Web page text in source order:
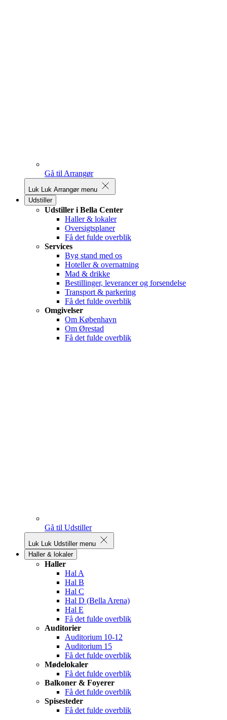
Gå til Arrangør
Luk Luk Arrangør menu
Udstiller
Udstiller i Bella Center
Haller & lokaler
Oversigtsplaner
Få det fulde overblik
Services
Byg stand med os
Hoteller & overnatning
Mad & drikke
Bestillinger, leverancer og forsendelse
Transport & parkering
Få det fulde overblik
Omgivelser
Om København
Om Ørestad
Få det fulde overblik
Gå til Udstiller
Luk Luk Udstiller menu
Haller & lokaler
Haller
Hal A
Hal B
Hal C
Hal D (Bella Arena)
Hal E
Få det fulde overblik
Auditorier
Auditorium 10-12
Auditorium 15
Få det fulde overblik
Mødelokaler
Få det fulde overblik
Balkoner & Foyerer
Få det fulde overblik
Spisesteder
Få det fulde overblik